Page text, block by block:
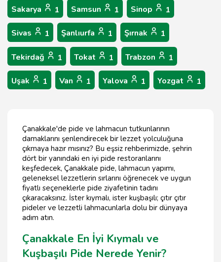
Sakarya 1 Samsun 1 Sinop 1
Sivas 1 Şanlıurfa 1 Şırnak 1
Tekirdağ 1 Tokat 1 Trabzon 1
Uşak 1 Van 1 Yalova 1 Yozgat 1
Çanakkale'de pide ve lahmacun tutkunlarının
damaklarını şenlendirecek bir lezzet yolculuğuna
çıkmaya hazır mısınız? Bu eşsiz rehberimizde, şehrin
dört bir yanındaki en iyi pide restoranlarını
keşfedecek, Çanakkale pide, lahmacun yapımı,
geleneksel lezzetlerin sırlarını öğrenecek ve uygun
fiyatlı seçeneklerle pide ziyafetinin tadını
çıkaracaksınız. İster kıymalı, ister kuşbaşılı; çıtır çıtır
pideler ve lezzetli lahmacunlarla dolu bir dünyaya
adım atın.
Çanakkale En İyi Kıymalı ve
Kuşbaşılı Pide Nerede Yenir?